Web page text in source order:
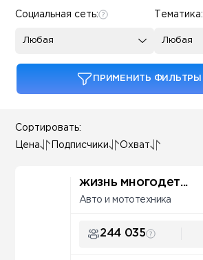
Тематика:
Любая
Социальная сеть:
Любая
ПРИМЕНИТЬ ФИЛЬТРЫ
Сортировать:
Цена Подписчики Охват
жизнь многодет...
Авто и мототехника
244 035